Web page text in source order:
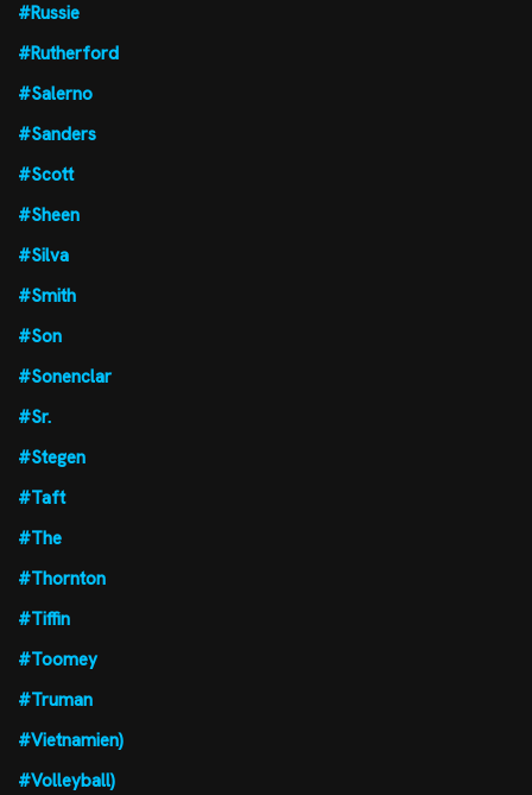
#Russie
#Rutherford
#Salerno
#Sanders
#Scott
#Sheen
#Silva
#Smith
#Son
#Sonenclar
#Sr.
#Stegen
#Taft
#The
#Thornton
#Tiffin
#Toomey
#Truman
#Vietnamien)
#Volleyball)